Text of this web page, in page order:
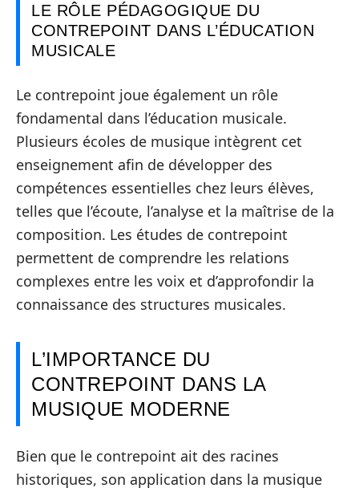
LE RÔLE PÉDAGOGIQUE DU
CONTREPOINT DANS L’ÉDUCATION
MUSICALE
Le contrepoint joue également un rôle
fondamental dans l’éducation musicale.
Plusieurs écoles de musique intègrent cet
enseignement afin de développer des
compétences essentielles chez leurs élèves,
telles que l’écoute, l’analyse et la maîtrise de la
composition. Les études de contrepoint
permettent de comprendre les relations
complexes entre les voix et d’approfondir la
connaissance des structures musicales.
L’IMPORTANCE DU
CONTREPOINT DANS LA
MUSIQUE MODERNE
Bien que le contrepoint ait des racines
historiques, son application dans la musique